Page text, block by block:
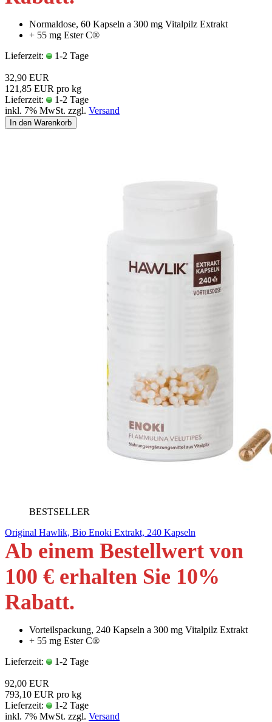
Normaldose, 60 Kapseln a 300 mg Vitalpilz Extrakt
+ 55 mg Ester C®
Lieferzeit:
1-2 Tage
32,90 EUR
121,85 EUR pro kg
Lieferzeit:
1-2 Tage
inkl. 7% MwSt. zzgl. Versand
In den Warenkorb
BESTSELLER
Original Hawlik, Bio Enoki Extrakt, 240 Kapseln
Ab einem Bestellwert von
100 € erhalten Sie 10%
Rabatt.
Vorteilspackung, 240 Kapseln a 300 mg Vitalpilz Extrakt
+ 55 mg Ester C®
Lieferzeit:
1-2 Tage
92,00 EUR
793,10 EUR pro kg
Lieferzeit:
1-2 Tage
inkl. 7% MwSt. zzgl. Versand